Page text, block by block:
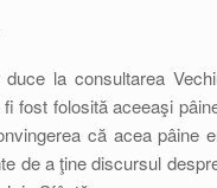
duce la consultarea
fost folosită aceeaşi
că acea
de a ţine discursul